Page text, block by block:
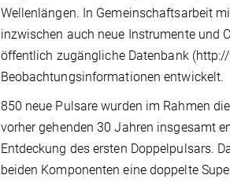
Wellenlängen. In Gemeinschaftsarbeit
inzwischen auch neue Instrumente und
öffentlich zugängliche Datenbank
Beobachtungsinformationen entwickelt.
850 neue Pulsare wurden im Rahmen
vorher gehenden 30 Jahren insgesamt
Entdeckung des ersten Doppelpulsars.
beiden Komponenten eine doppelte